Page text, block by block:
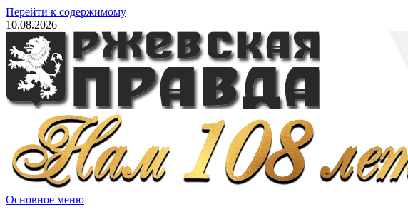
Перейти к содержимому
10.08.2026
Основное меню